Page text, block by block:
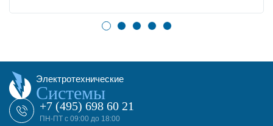
Электротехнические
Системы
+7 (495) 698 60 21
ПН-ПТ с 09:00 до 18:00